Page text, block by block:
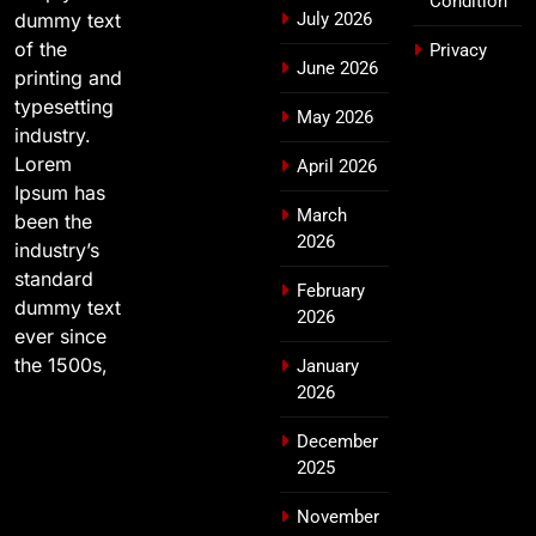
dummy text
of the
printing and
typesetting
industry.
Lorem
Ipsum has
been the
industry’s
standard
dummy text
ever since
the 1500s,
July 2026
June 2026
May 2026
April 2026
March
2026
February
2026
January
2026
December
2025
November
Privacy